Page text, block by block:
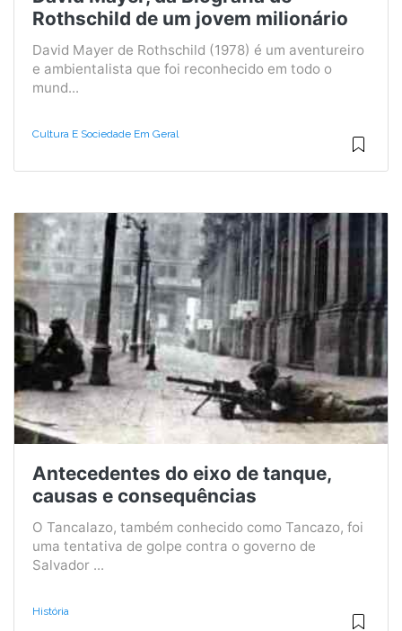
Rothschild de um jovem milionário
David Mayer de Rothschild (1978) é um aventureiro
e ambientalista que foi reconhecido em todo o
mund...
Cultura E Sociedade Em Geral
Antecedentes do eixo de tanque,
causas e consequências
O Tancalazo, também conhecido como Tancazo, foi
uma tentativa de golpe contra o governo de
Salvador ...
História